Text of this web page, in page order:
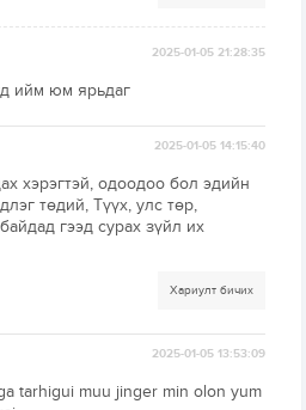
2025-01-05 21:28:35
ийм юм ярьдаг
2025-01-05 14:15:40
хэрэгтэй, одоодоо бол эдийн
төдий, Түүх, улс төр,
гээд сурах зүйл их
Хариулт бичих
2025-01-05 13:53:09
tarhigui muu jinger min olon yum